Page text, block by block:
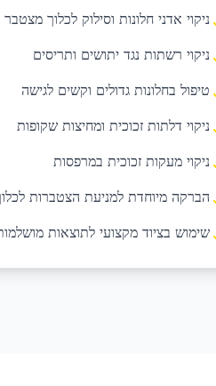
ניקוי אדני חלונות וסילוק לכלוך מצטבר
ניקוי רשתות נגד יתושים ותריסים
טיפול בחלונות גדולים וקשים לגישה
ניקוי דלתות זכוכית ומחיצות שקופות
ניקוי מעקות זכוכית במרפסות
הברקה מיוחדת למניעת הצטברות
שימוש בציוד מקצועי לתוצאות